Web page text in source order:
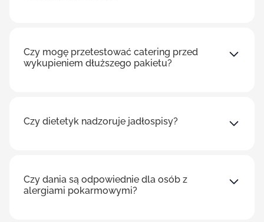
Czy mogę przetestować catering przed
wykupieniem dłuższego pakietu?
Czy dietetyk nadzoruje jadłospisy?
Czy dania są odpowiednie dla osób z
alergiami pokarmowymi?